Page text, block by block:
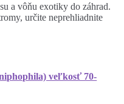
a vôňu exotiky do záhrad.
určite neprehliadnite